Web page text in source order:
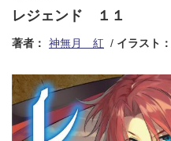
レジェンド １１
著者： 神無月 紅 イラスト：